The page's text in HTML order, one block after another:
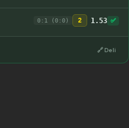
0:1 (0:0) 2 1.53 ✅
🔗 Deli